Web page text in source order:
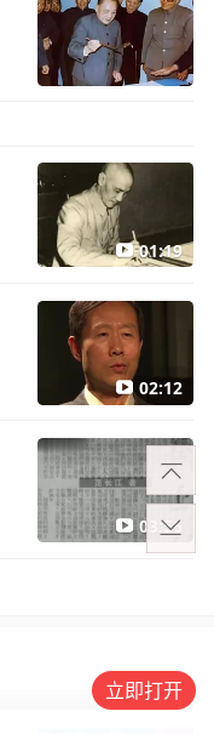
01:19
02:12
03:56
立即打开